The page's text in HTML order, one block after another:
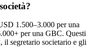
1.500–3.000 per una
per una GBC. Questi
il segretario societario e gli